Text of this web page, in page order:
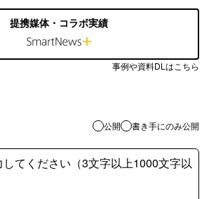
提携媒体・コラボ実績
事例や資料DLはこちら
公開 書き手にのみ公開